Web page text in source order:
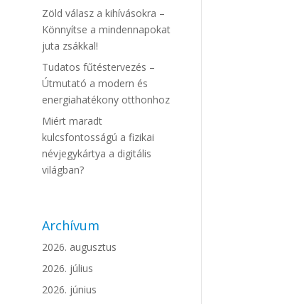
Zöld válasz a kihívásokra –
Könnyítse a mindennapokat
juta zsákkal!
Tudatos fűtéstervezés –
Útmutató a modern és
energiahatékony otthonhoz
Miért maradt
kulcsfontosságú a fizikai
névjegykártya a digitális
világban?
Archívum
2026. augusztus
2026. július
2026. június